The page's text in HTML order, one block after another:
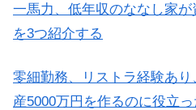
一馬力、低年収のななし家
を3つ紹介する
零細勤務、リストラ経験あ
産5000万円を作るのに役立